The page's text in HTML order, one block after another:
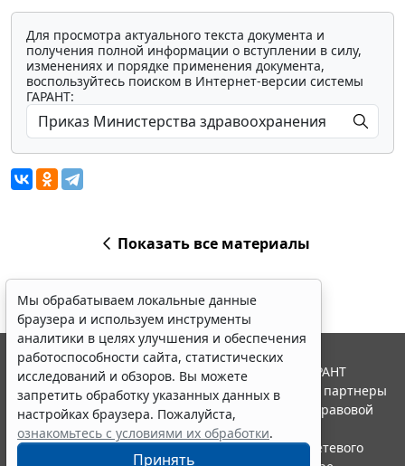
Для просмотра актуального текста документа и
получения полной информации о вступлении в силу,
изменениях и порядке применения документа,
воспользуйтесь поиском в Интернет-версии системы
ГАРАНТ:
Показать все материалы
Мы обрабатываем локальные данные
браузера и используем инструменты
аналитики в целях улучшения и обеспечения
работоспособности сайта, статистических
исследований и обзоров. Вы можете
запретить обработку указанных данных в
настройках браузера. Пожалуйста,
ознакомьтесь с условиями их обработки.
Принять
© ООО "НПП "ГАРАНТ-СЕРВИС", 2026. Система ГАРАНТ
выпускается с 1990 года. Компания "Гарант" и ее партнеры
являются участниками Российской ассоциации правовой
информации ГАРАНТ.
Портал ГАРАНТ.РУ зарегистрирован в качестве сетевого